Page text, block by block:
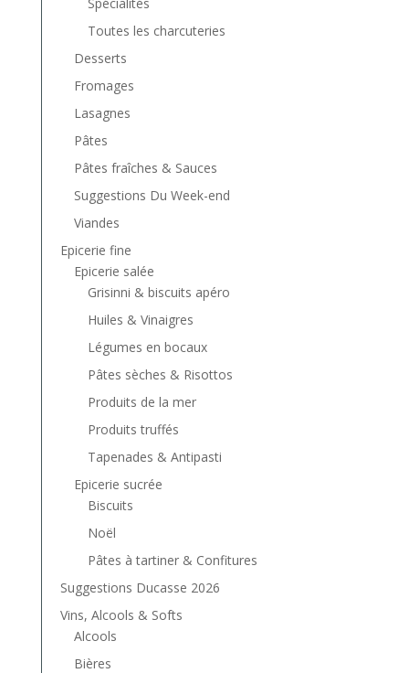
Toutes les charcuteries
Desserts
Fromages
Lasagnes
Pâtes
Pâtes fraîches & Sauces
Suggestions Du Week-end
Viandes
Epicerie fine
Epicerie salée
Grisinni & biscuits apéro
Huiles & Vinaigres
Légumes en bocaux
Pâtes sèches & Risottos
Produits de la mer
Produits truffés
Tapenades & Antipasti
Epicerie sucrée
Biscuits
Noël
Pâtes à tartiner & Confitures
Suggestions Ducasse 2026
Vins, Alcools & Softs
Alcools
Bières